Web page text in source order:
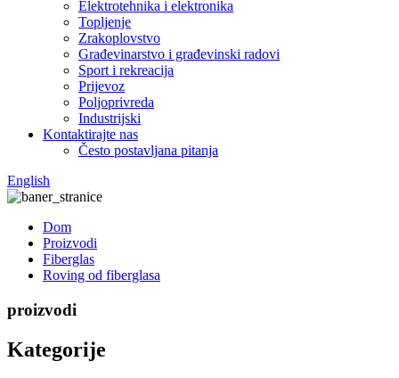
Elektrotehnika i elektronika
Topljenje
Zrakoplovstvo
Građevinarstvo i građevinski radovi
Sport i rekreacija
Prijevoz
Poljoprivreda
Industrijski
Kontaktirajte nas
Često postavljana pitanja
English
Dom
Proizvodi
Fiberglas
Roving od fiberglasa
proizvodi
Kategorije